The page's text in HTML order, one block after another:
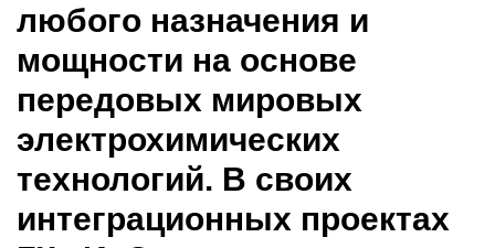
любого назначения и
мощности на основе
передовых мировых
электрохимических
технологий. В своих
интеграционных проектах